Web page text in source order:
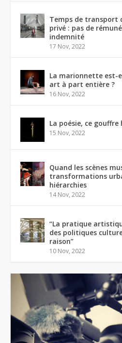
Temps de transport
privé : pas de
indemnité
17 Nov, 2022
La marionnette est-
art à part entière ?
16 Nov, 2022
La poésie, ce
15 Nov, 2022
Quand les scènes
transformations
hiérarchies
14 Nov, 2022
“La pratique
des politiques
raison”
10 Nov, 2022